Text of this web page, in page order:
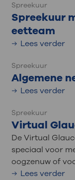
Spreekuur
Spreekuur
eetteam
Lees verder
Spreekuur
Algemene
Lees verder
Spreekuur
Virtual
De Virtual
speciaal voor
oogzenuw of
Lees verder